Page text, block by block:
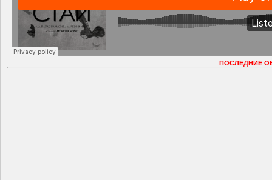
ПОСЛЕДНИЕ